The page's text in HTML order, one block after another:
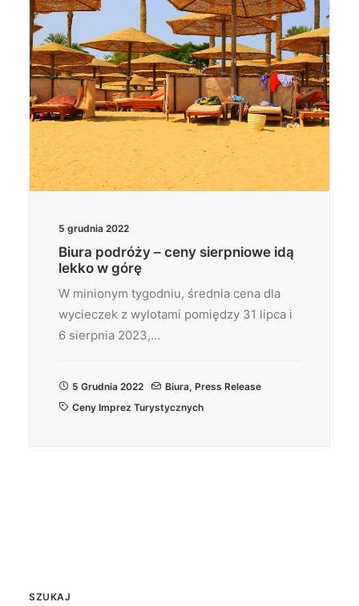
5 grudnia 2022
Biura podróży – ceny sierpniowe idą
lekko w górę
W minionym tygodniu, średnia cena dla
wycieczek z wylotami pomiędzy 31 lipca i
6 sierpnia 2023,…
5 Grudnia 2022 Biura, Press Release
Ceny Imprez Turystycznych
SZUKAJ